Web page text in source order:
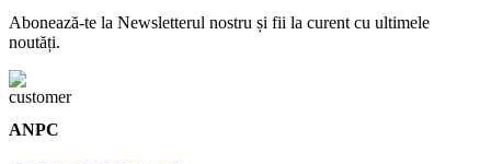
Abonează-te la Newsletterul nostru și fii la curent cu ultimele
noutăți.
ANPC